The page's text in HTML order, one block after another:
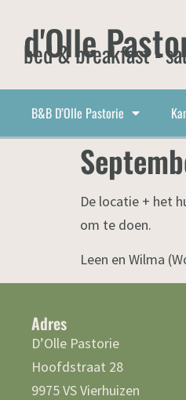
d'Olle
bed & breakfast -
B&B D’Olle Pastorie
De locatie + het
om te doen.
Leen en Wilma
Adres
D’Olle Pastorie
Hoofdstraat 28
9975 VS Vierhuizen